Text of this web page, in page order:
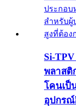
Si-
พลาสติ
โคนเป็
อุปกรณ์